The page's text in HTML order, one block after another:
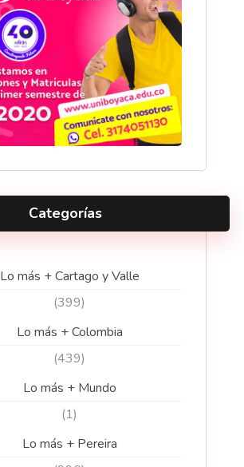
Categorías
Lo más + Cartago y Valle
(399)
Lo más + Colombia
(439)
Lo más + Mundo
(1)
Lo más + Pereira